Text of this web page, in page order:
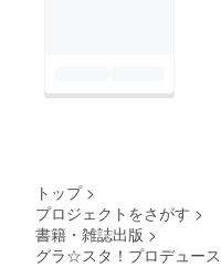
トップ >
プロジェクトをさがす >
書籍・雑誌出版 >
グラ☆スタ！プロデュー